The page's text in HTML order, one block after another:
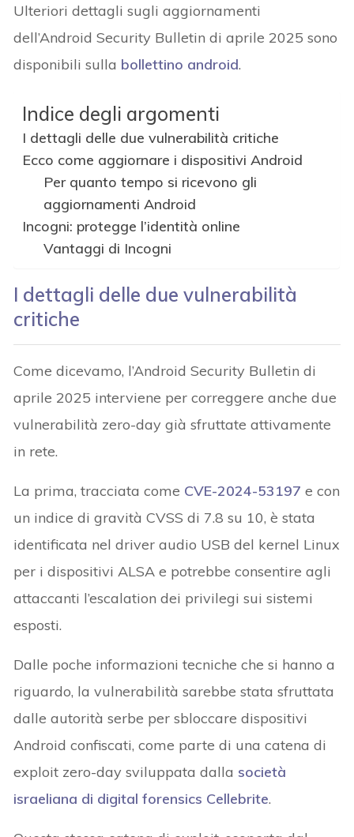
Ulteriori dettagli sugli aggiornamenti
dell’Android Security Bulletin di aprile 2025 sono
disponibili sulla bollettino android.
Indice degli argomenti
I dettagli delle due vulnerabilità critiche
Ecco come aggiornare i dispositivi Android
Per quanto tempo si ricevono gli
aggiornamenti Android
Incogni: protegge l’identità online
Vantaggi di Incogni
I dettagli delle due vulnerabilità
critiche
Come dicevamo, l’Android Security Bulletin di
aprile 2025 interviene per correggere anche due
vulnerabilità zero-day già sfruttate attivamente
in rete.
La prima, tracciata come CVE-2024-53197 e con
un indice di gravità CVSS di 7.8 su 10, è stata
identificata nel driver audio USB del kernel Linux
per i dispositivi ALSA e potrebbe consentire agli
attaccanti l’escalation dei privilegi sui sistemi
esposti.
Dalle poche informazioni tecniche che si hanno a
riguardo, la vulnerabilità sarebbe stata sfruttata
dalle autorità serbe per sbloccare dispositivi
Android confiscati, come parte di una catena di
exploit zero-day sviluppata dalla società
israeliana di digital forensics Cellebrite.